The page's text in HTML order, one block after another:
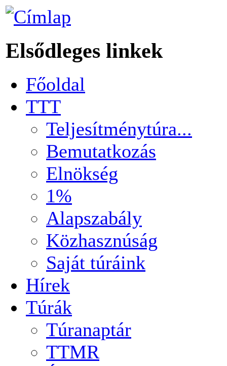
Elsődleges linkek
Főoldal
TTT
Teljesítménytúra...
Bemutatkozás
Elnökség
1%
Alapszabály
Közhasznúság
Saját túráink
Hírek
Túrák
Túranaptár
TTMR